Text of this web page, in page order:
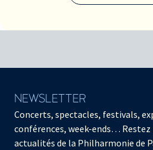
JEUDI 18 AVRIL 2019 -
JEUDI 9 MAI 2019 - 18:30
JEUDI 6 JUIN 2019 -
18:30
JEUDI 13 JUIN 2019 -
18:30
NEWSLETTER
Concerts, spectacles, festivals,
conférences, week-ends… Restez
actualités de la Philharmonie de